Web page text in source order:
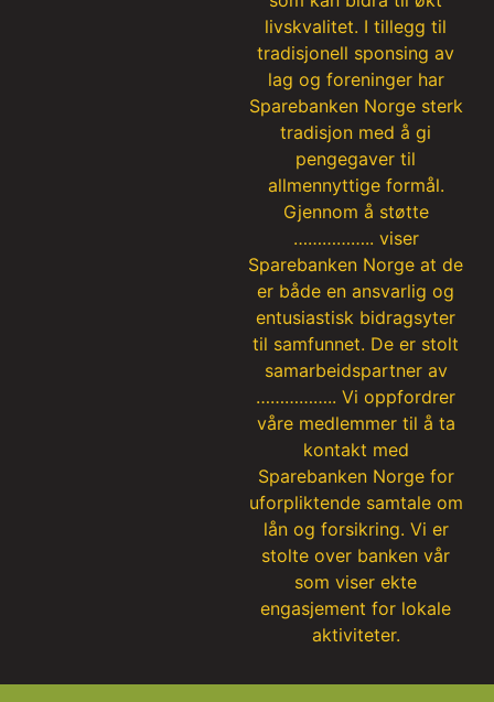
livskvalitet. I tillegg til
tradisjonell sponsing av
lag og foreninger har
Sparebanken Norge sterk
tradisjon med å gi
pengegaver til
allmennyttige formål.
Gjennom å støtte
…………….. viser
Sparebanken Norge at de
er både en ansvarlig og
entusiastisk bidragsyter
til samfunnet. De er stolt
samarbeidspartner av
…………….. Vi oppfordrer
våre medlemmer til å ta
kontakt med
Sparebanken Norge for
uforpliktende samtale om
lån og forsikring. Vi er
stolte over banken vår
som viser ekte
engasjement for lokale
aktiviteter.